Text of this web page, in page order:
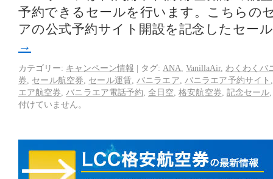
予約できるセールを行います。こちらの
アの公式予約サイト開設を記念したセー
→
カテゴリー: キャンペーン情報 | タグ: ANA VanillaAir, わくわくバ
券
セール航空券 セール運賃 バニラエア バニラエア予約サイト
エア航空券
バニラエア電話予約 ,全日空 ,格安航空券 記念セール
付けていません。